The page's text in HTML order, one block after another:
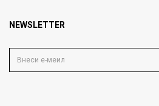
Продавници
Блог
Политика на приватност
Како да купите
NEWSLETTER